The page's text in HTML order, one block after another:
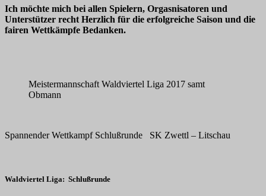
Ich möchte mich bei allen Spielern, Orgasnisatoren und
Unterstützer recht Herzlich für die erfolgreiche Saison und die
fairen Wettkämpfe Bedanken.
Meistermannschaft Waldviertel Liga 2017 samt
Obmann
Spannender Wettkampf Schlußrunde SK Zwettl – Litschau
Waldviertel Liga: Schlußrunde